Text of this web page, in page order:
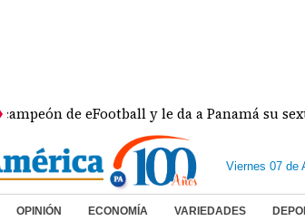
de eFootball y le da a Panamá su sexta
Viernes 07 de
OPINIÓN ECONOMÍA VARIEDADES